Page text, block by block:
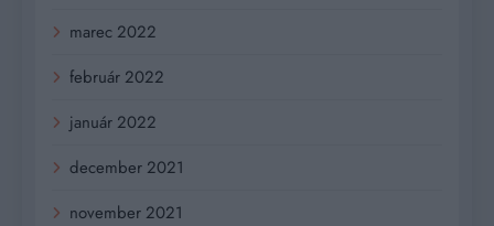
marec 2022
február 2022
január 2022
december 2021
november 2021